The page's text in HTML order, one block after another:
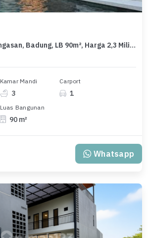
Promo Rumah di Ungasan, Badung, LB 90m², Harga 2,3 Miliar
Kamar Mandi
3
Carport
1
Luas Bangunan
90 m²
Whatsapp